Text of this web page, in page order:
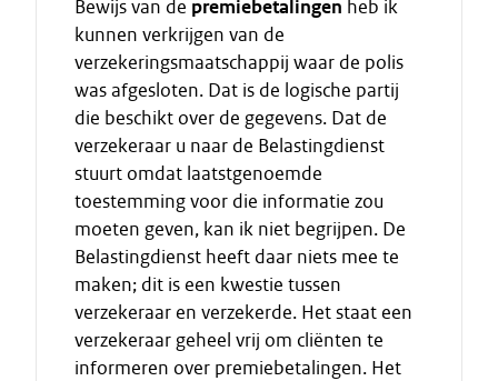
Bewijs van de premiebetalingen heb ik
kunnen verkrijgen van de
verzekeringsmaatschappij waar de polis
was afgesloten. Dat is de logische partij
die beschikt over de gegevens. Dat de
verzekeraar u naar de Belastingdienst
stuurt omdat laatstgenoemde
toestemming voor die informatie zou
moeten geven, kan ik niet begrijpen. De
Belastingdienst heeft daar niets mee te
maken; dit is een kwestie tussen
verzekeraar en verzekerde. Het staat een
verzekeraar geheel vrij om cliënten te
informeren over premiebetalingen. Het